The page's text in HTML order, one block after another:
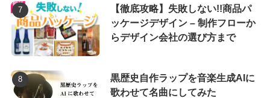
【徹底攻略】失敗しない!!商品パ
ッケージデザイン – 制作フローか
らデザイン会社の選び方まで
黒歴史自作ラップを音楽生成AIに
歌わせて名曲にしてみた